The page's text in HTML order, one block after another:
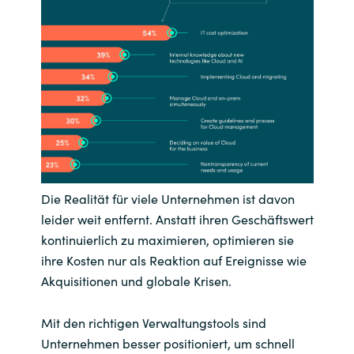
Die Realität für viele Unternehmen ist davon
leider weit entfernt. Anstatt ihren Geschäftswert
kontinuierlich zu maximieren, optimieren sie
ihre Kosten nur als Reaktion auf Ereignisse wie
Akquisitionen und globale Krisen.
Mit den richtigen Verwaltungstools sind
Unternehmen besser positioniert, um schnell